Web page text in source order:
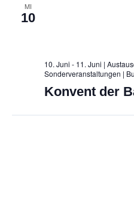
MI
10
10. Juni - 11. Juni |
Sonderveranstaltungen |
Konvent der